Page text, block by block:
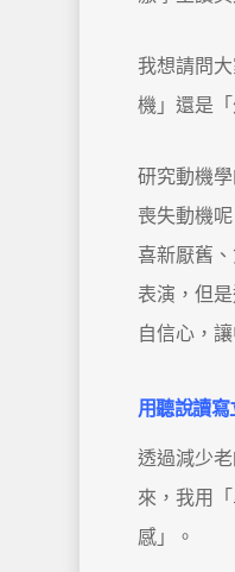
我想請問
機」還是
研究動機
喪失動機
喜新厭舊
表演，但
自信心，
用聽說讀寫
透過減少
來，我用
感」。